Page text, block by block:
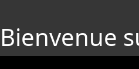
Bienvenue